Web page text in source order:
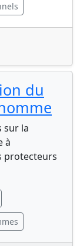
du
sur la
à
protecteurs